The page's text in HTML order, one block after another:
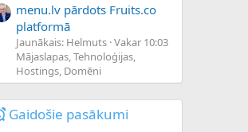
menu.lv pārdots Fruits.co
platformā
Jaunākais: Helmuts Vakar 10:03
Mājaslapas, Tehnoloģijas,
Hostings, Domēni
Gaidošie pasākumi